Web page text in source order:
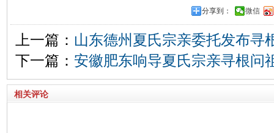
分享到： 微信
上一篇： 山东德州夏氏宗亲委托发布寻
下一篇： 安徽肥东响导夏氏宗亲寻根问
相关评论